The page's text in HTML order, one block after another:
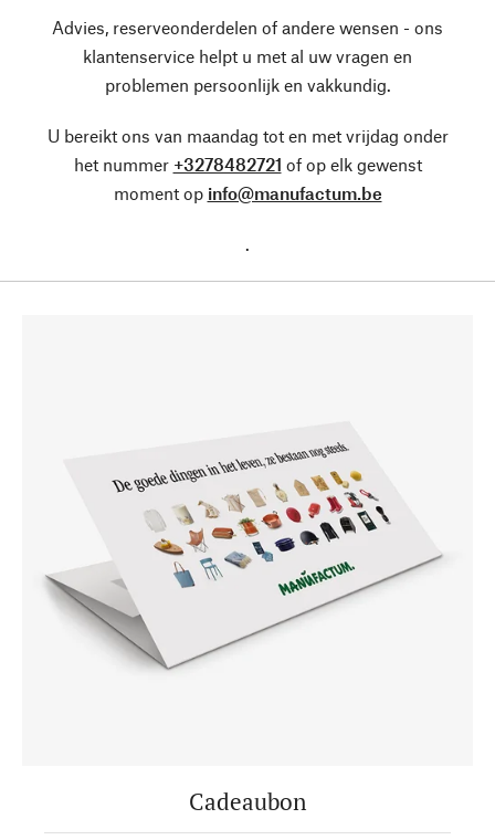
Advies, reserveonderdelen of andere wensen - ons
klantenservice helpt u met al uw vragen en
problemen persoonlijk en vakkundig.
U bereikt ons van maandag tot en met vrijdag onder
het nummer +3278482721 of op elk gewenst
moment op info@manufactum.be
.
Cadeaubon